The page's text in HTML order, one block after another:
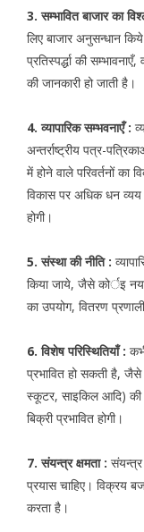
3. सम्भावित बाजार का
लिए बाजार अनुसन्धान
प्रतिस्पर्द्धा की
की जानकारी हो जाती है।
4. व्यापारिक सम्भवनाएँ :
अन्तर्राष्ट्रीय पत्र-
में होने वाले परिवर्तनों
विकास पर अधिक धन
होगी।
5. संस्था की नीति :
किया जाये, जैसे कोर्इ नया
का उपयोग, वितरण
6. विशेष परिस्थितियाँ :
प्रभावित हो सकती है, जैसे
स्कूटर, साइकिल आदि) की
बिक्री प्रभावित होगी।
7. संयन्त्र क्षमता :
प्रयास चाहिए। विक्रय
करता है।